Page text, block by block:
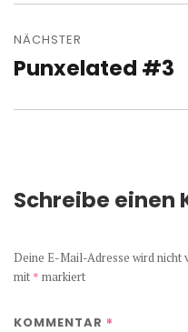
NÄCHSTER
Nächster
Punxelated #3
Schreibe einen
Deine E-Mail-Adresse wird nicht
mit * markiert
KOMMENTAR *